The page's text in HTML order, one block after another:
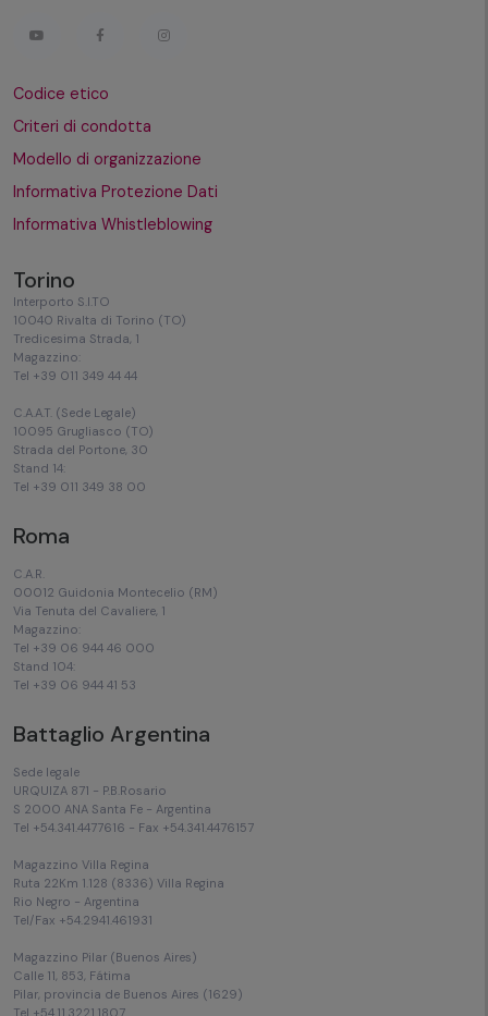
Codice etico
Criteri di condotta
Modello di organizzazione
Informativa Protezione Dati
Informativa Whistleblowing
Torino
Interporto S.I.TO
10040 Rivalta di Torino (TO)
Tredicesima Strada, 1
Magazzino:
Tel +39 011 349 44 44
C.A.A.T. (Sede Legale)
10095 Grugliasco (TO)
Strada del Portone, 30
Stand 14:
Tel +39 011 349 38 00
Roma
C.A.R.
00012 Guidonia Montecelio (RM)
Via Tenuta del Cavaliere, 1
Magazzino:
Tel +39 06 944 46 000
Stand 104:
Tel +39 06 944 41 53
Battaglio Argentina
Sede legale
URQUIZA 871 - P.B.Rosario
S 2000 ANA Santa Fe - Argentina
Tel +54.341.4477616 - Fax +54.341.4476157
Magazzino Villa Regina
Ruta 22Km 1.128 (8336) Villa Regina
Rio Negro - Argentina
Tel/Fax +54.2941.461931
Magazzino Pilar (Buenos Aires)
Calle 11, 853, Fátima
Pilar, provincia de Buenos Aires (1629)